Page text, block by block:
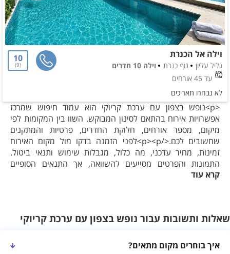
וילה אל הכנרת
גליל עליון נוף כנרת
וילה 10 חדרים
עד 45 אורחים
10
9
לא נבחרו תאריכים
קרא עוד
<p>נופש בצפון עם ערכת קריוקי הוא עמוד חיפוש שמרכז
אפשרויות אירוח בהתאם לסינון המבוקש. השוו בין המקומות לפי
מיקום, מספר אורחים, חלוקת החדרים, פרטיות והמתקנים
שחשובים לכם.</p><p>לפני הזמנה בדקו מול מקום האירוח
זמינות, מחיר עדכני, מה כלול, מגבלות שימוש ותנאי ביטול.
התמונות והפרטים מסייעים להשוואה, אך התנאים הסופיים
נקבעים מול המארחים.</p>
שאלות ותשובות עבור נופש בצפון עם ערכת קריוקי
איך בוחרים מקום מתאים?